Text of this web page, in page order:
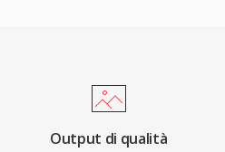
Output di qualità